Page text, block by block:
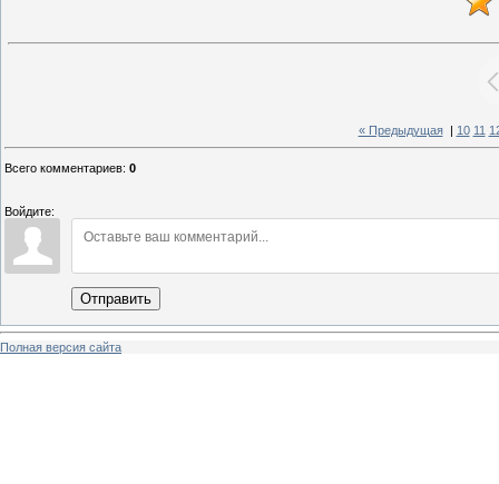
« Предыдущая| 10 11
Всего комментариев: 0
Войдите:
Отправить
Полная версия сайта